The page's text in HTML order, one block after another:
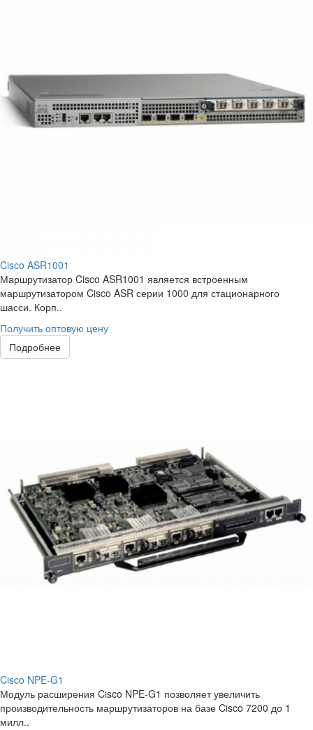
Cisco ASR1001
Маршрутизатор Cisco ASR1001 является встроенным
маршрутизатором Cisco ASR серии 1000 для стационарного
шасси. Корп..
Получить оптовую цену
Подробнее
Cisco NPE-G1
Модуль расширения Cisco NPE-G1 позволяет увеличить
производительность маршрутизаторов на базе Cisco 7200 до 1
милл..